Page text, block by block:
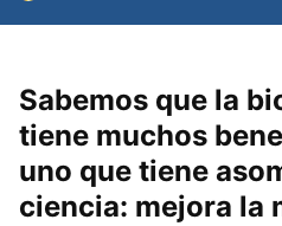
Sabemos que la
tiene muchos
uno que tiene
ciencia: mejora la